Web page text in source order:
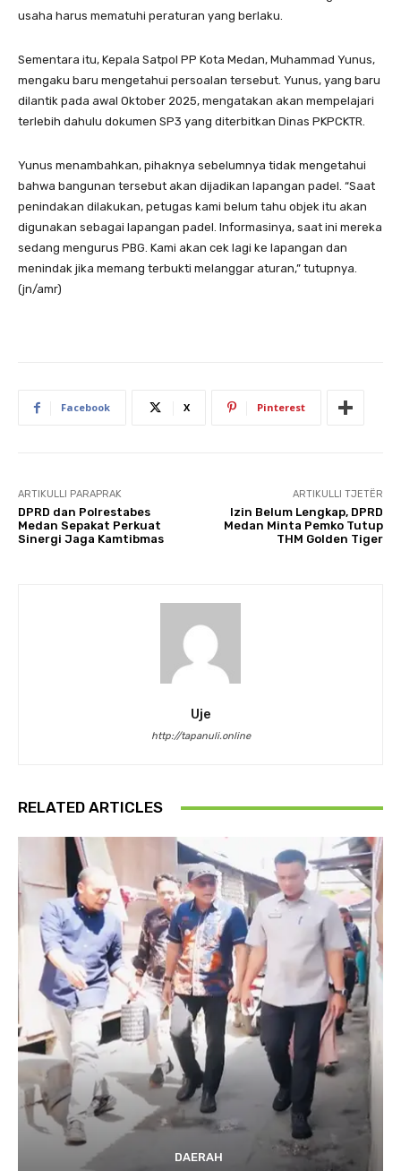
usaha harus mematuhi peraturan yang berlaku.
Sementara itu, Kepala Satpol PP Kota Medan, Muhammad Yunus,
mengaku baru mengetahui persoalan tersebut. Yunus, yang baru
dilantik pada awal Oktober 2025, mengatakan akan mempelajari
terlebih dahulu dokumen SP3 yang diterbitkan Dinas PKPCKTR.
Yunus menambahkan, pihaknya sebelumnya tidak mengetahui
bahwa bangunan tersebut akan dijadikan lapangan padel. “Saat
penindakan dilakukan, petugas kami belum tahu objek itu akan
digunakan sebagai lapangan padel. Informasinya, saat ini mereka
sedang mengurus PBG. Kami akan cek lagi ke lapangan dan
menindak jika memang terbukti melanggar aturan,” tutupnya.
(jn/amr)
Facebook X Pinterest
ARTIKULLI PARAPRAK
DPRD dan Polrestabes
Medan Sepakat Perkuat
Sinergi Jaga Kamtibmas
ARTIKULLI TJETËR
Izin Belum Lengkap, DPRD
Medan Minta Pemko Tutup
THM Golden Tiger
Uje
http://tapanuli.online
RELATED ARTICLES
DAERAH